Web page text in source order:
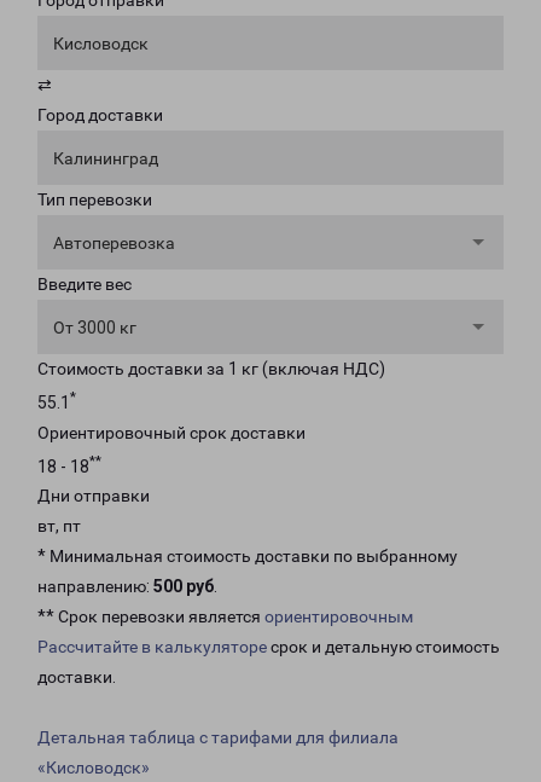
Кисловодск
⇄
Город доставки
Калининград
Тип перевозки
Автоперевозка
Введите вес
От 3000 кг
Стоимость доставки за 1 кг (включая НДС)
55.1 *
Ориентировочный срок доставки
18 - 18**
Дни отправки
вт, пт
* Минимальная стоимость доставки по выбранному
направлению: 500 руб.
** Срок перевозки является ориентировочным
Рассчитайте в калькуляторесрок и детальную стоимость
доставки.
Детальная таблица с тарифами для филиала
«Кисловодск»